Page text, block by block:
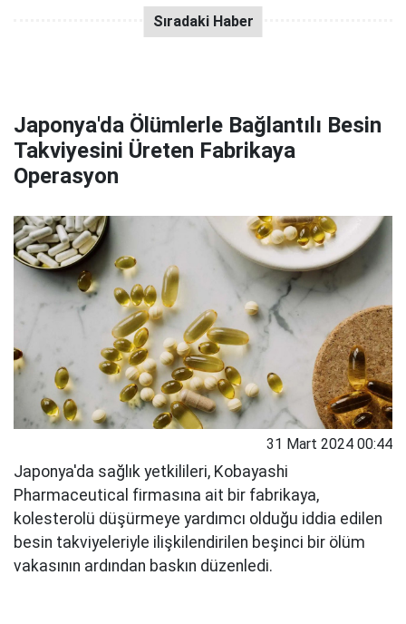
Japonya'da Ölümlerle Bağlantılı Besin
Takviyesini Üreten Fabrikaya
Operasyon
31 Mart 2024 00:44
Japonya'da sağlık yetkilileri, Kobayashi
Pharmaceutical firmasına ait bir fabrikaya,
kolesterolü düşürmeye yardımcı olduğu iddia edilen
besin takviyeleriyle ilişkilendirilen beşinci bir ölüm
vakasının ardından baskın düzenledi.